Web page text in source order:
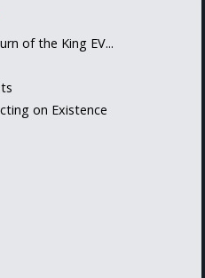
of the King EV...
on Existence